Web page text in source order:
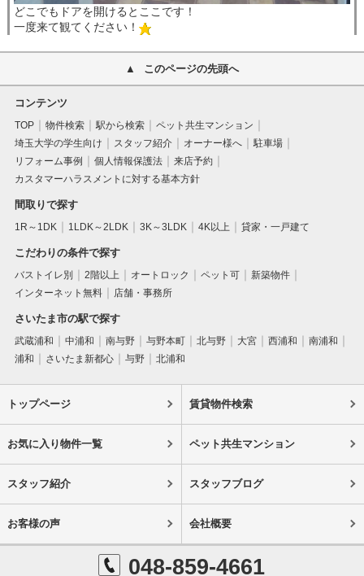
どこでもドアを開けるとここです！
一度来て観てください！
このページの先頭へ
コンテンツ
TOP 物件検索 駅から検索
ペット共生マンション
埼玉大学の学生向け
スタッフ紹介 オーナー様へ
駐車場
リフォーム事例
個人情報保護法
来店予約
カスタマーハラスメントに対する基本方針
間取りで探す
1R～1DK 1LDK～2LDK 3K～3LDK 4K以上 貸家・一戸建て
こだわりの条件で探す
バストイレ別 2階以上 オートロック ペット可
新築物件
インターネット無料
店舗・事務所
さいたま市の駅で探す
武蔵浦和 中浦和 南与野 与野本町 北与野 大宮 西浦和
南浦和
浦和
さいたま新都心 与野 北浦和
トップページ 賃貸物件検索
お気に入り物件一覧 ペット共生マンション
スタッフ紹介 スタッフブログ
お客様の声 会社概要
048-859-4661